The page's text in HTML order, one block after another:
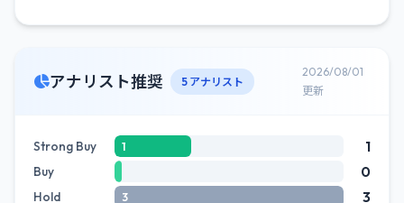
アナリスト推奨 5 アナリスト
2026/08/01
更新
Strong Buy 1 1
Buy 0
Hold 3 3